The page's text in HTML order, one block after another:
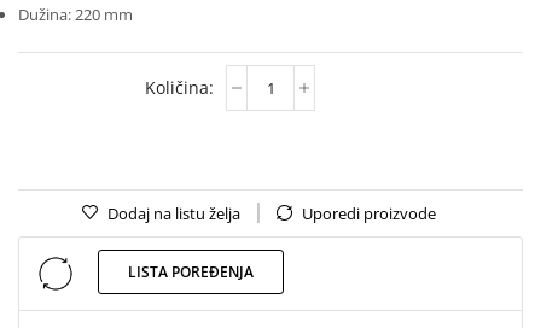
Dužina: 220 mm
Dodaj na listu želja Uporedi proizvode
LISTA POREĐENJA